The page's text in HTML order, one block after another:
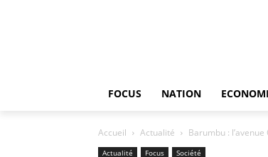
FOCUS NATION
Accueil Actualité Barumbu :
Actualité Focus Société